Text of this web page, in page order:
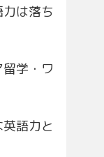
は落ち
学・ワ
語力と